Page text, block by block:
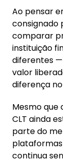
Ao pensar
consignado
comparar
instituição
diferentes —
valor
diferença
Mesmo
CLT ainda
parte do
continua